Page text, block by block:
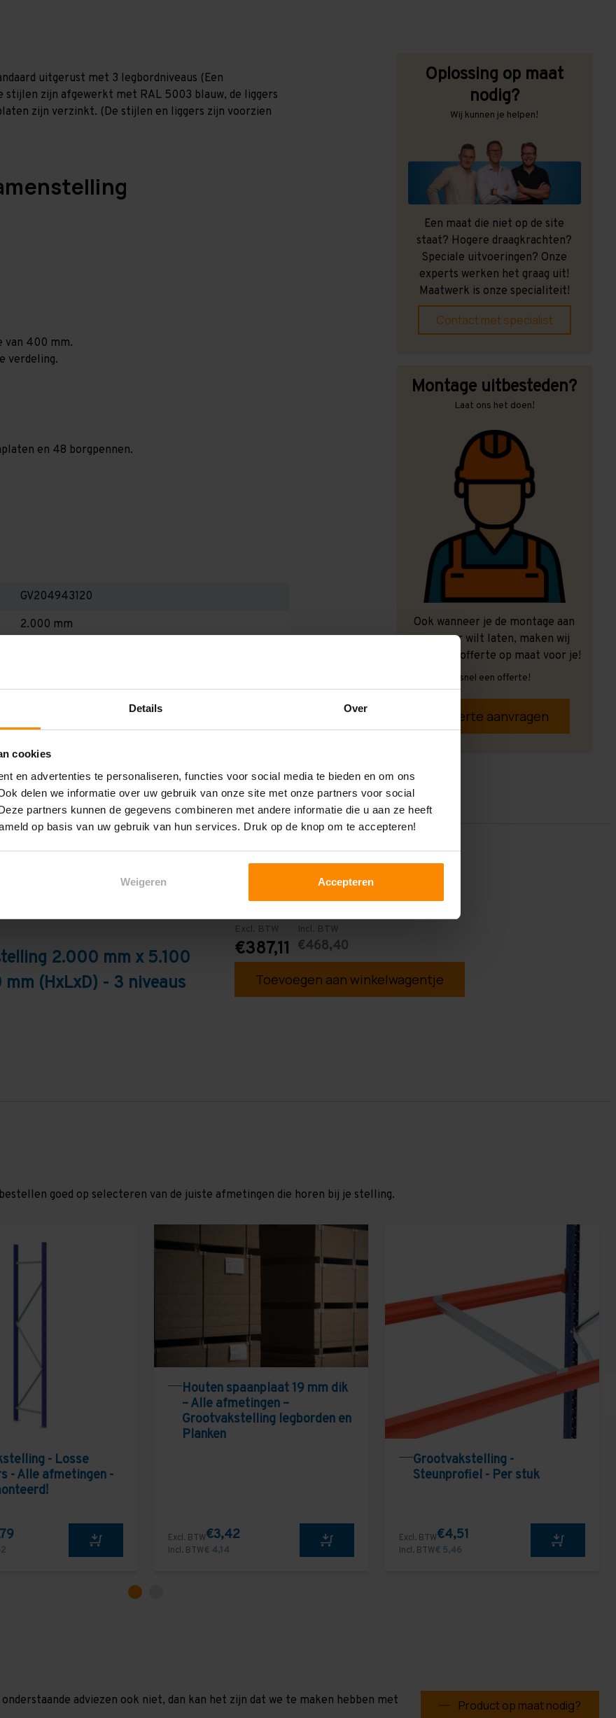
Details Over
cookies
en advertenties te personaliseren, functies voor social media te bieden en om ons
delen we informatie over uw gebruik van onze site met onze partners voor social
partners kunnen de gegevens combineren met andere informatie die u aan ze heeft
op basis van uw gebruik van hun services. Druk op de knop om te accepteren!
Weigeren Accepteren
uitgerust met 3 legbordniveaus (Een
stijlen zijn afgewerkt met RAL 5003 blauw, de liggers
zijn verzinkt. (De stijlen en liggers zijn voorzien
van 400 mm.
verdeling.
en 48 borgpennen.
GV204943120
2.000 mm
Oplossing op maat
nodig?
Wij kunnen je helpen!
Een maat die niet op de site
staat? Hogere draagkrachten?
Speciale uitvoeringen? Onze
experts werken het graag uit!
Maatwerk is onze specialiteit!
Contact met specialist
Montage uitbesteden?
Laat ons het doen!
Ook wanneer je de montage aan
ons over wilt laten, maken wij
graag een offerte op maat voor je!
Vrijblijvend, snel een offerte!
Offerte aanvragen
2.000 mm x 5.100
(HxLxD) - 3 niveaus
Excl. BTW
€387,11
Incl. BTW
€468,40
Toevoegen aan winkelwagentje
goed op selecteren van de juiste afmetingen die horen bij je stelling.
- Losse
- Alle afmetingen -
Houten spaanplaat 19 mm dik
– Alle afmetingen –
Grootvakstelling legborden en
Planken
Excl. BTW€3,42
Incl. BTW€ 4,14
Grootvakstelling -
Steunprofiel - Per stuk
Excl. BTW€4,51
Incl. BTW€ 5,46
adviezen ook niet, dan kan het zijn dat we te maken hebben met
Product op maat nodig?